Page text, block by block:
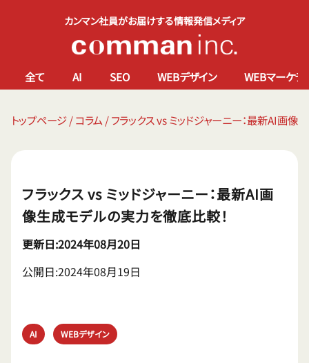
カンマン社員がお届けする情報発信メディア
全て AI SEO WEBデザイン WEBマーケテ
トップページ/コラム /フラックス vs ミッドジャーニー：最新AI画像
フラックス vs ミッドジャーニー：最新AI画
像生成モデルの実力を徹底比較！
更新日:2024年08月20日
公開日:2024年08月19日
AI WEBデザイン